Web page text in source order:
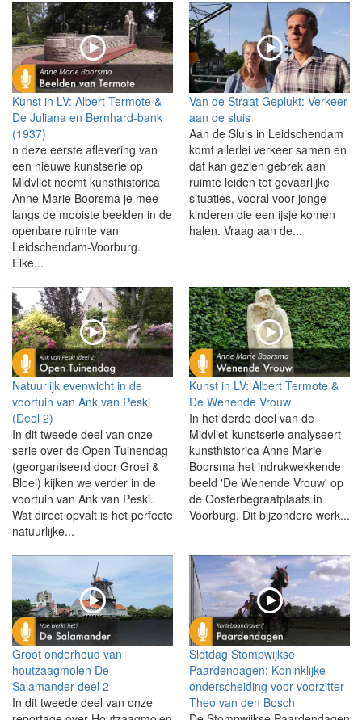
Kunst in LV: Albert Termote &
De Juliana en Bernhard-bank
(1937)
n deze eerste aflevering van
een nieuwe kunstserie op
Midvliet neemt kunsthistorica
Anne Marie Boorsma je mee
langs de mooiste beelden in de
openbare ruimte van
Leidschendam-Voorburg.
Elke...
Van de Straat Geplukt: Verkeer
aan de sluis
Aan de Sluis in Leidschendam
komt allerlei verkeer samen en
dat kan gezien gebrek aan
ruimte leiden tot gevaarlijke
situaties, vooral voor jonge
kinderen die een ijsje komen
halen. Vraag aan de...
Natuurlijk evenwicht in de
voortuin van Ank van Peski
(Deel 2)
In dit tweede deel van onze
serie over de Open Tuinendag
(georganiseerd door Groei &
Bloei) kijken we verder in de
voortuin van Ank van Peski.
Wat direct opvalt is het perfecte
natuurlijke...
Kunst in LV: Albert Termote &
De Wenende Vrouw
In het derde deel van de
Midvliet-kunstserie analyseert
kunsthistorica Anne Marie
Boorsma het indrukwekkende
beeld 'De Wenende Vrouw' op
de Oosterbegraafplaats in
Voorburg. Dit bijzondere werk...
Groot onderhoud van
houtzaagmolen De
Salamander deel 2
In dit tweede deel van onze
Slotdag Stompwijkse
Paardendagen: Koninklijke
onderscheiding voor voorzitter
Theo van den Bosch